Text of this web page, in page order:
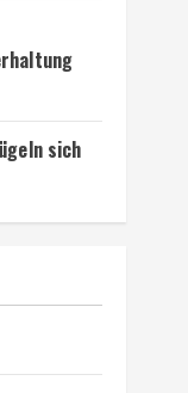
sich